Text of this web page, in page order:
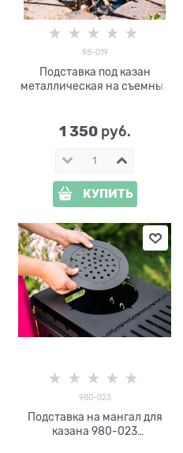
98-019
Подставка под казан
металлическая на съемных
1 350 руб.
КУПИТЬ
980-023
Подставка на мангал для
казана 980-023